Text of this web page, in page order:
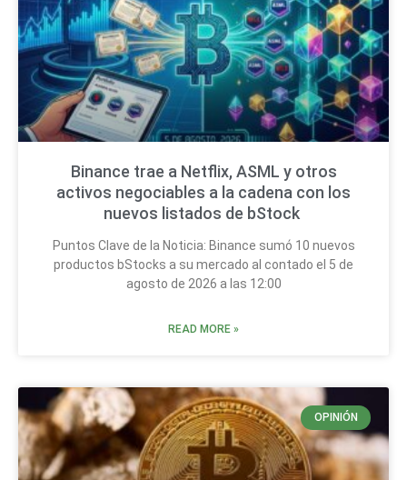
Binance trae a Netflix, ASML y otros
activos negociables a la cadena con los
nuevos listados de bStock
Puntos Clave de la Noticia: Binance sumó 10 nuevos
productos bStocks a su mercado al contado el 5 de
agosto de 2026 a las 12:00
READ MORE »
OPINIÓN